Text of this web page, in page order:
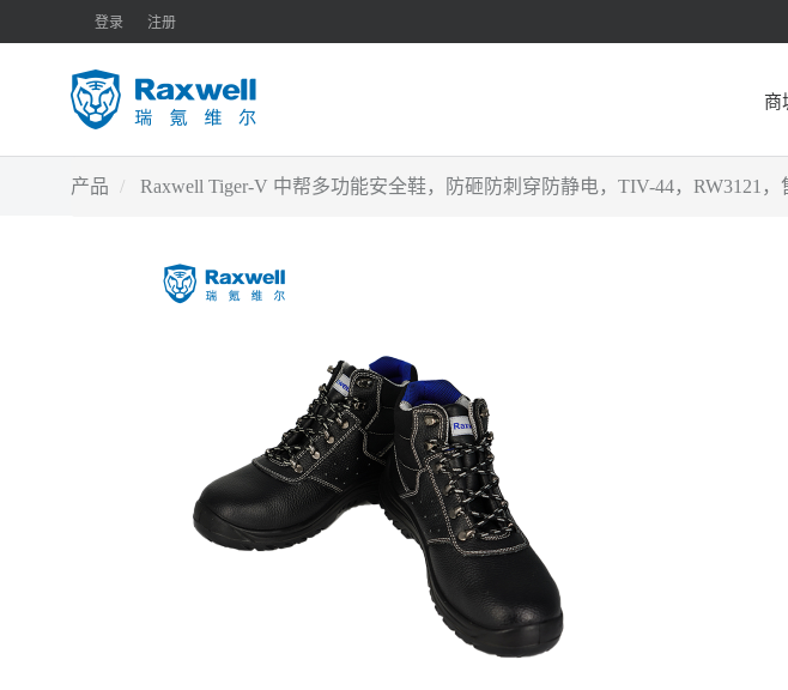
登录 注册
商
产品 Raxwell Tiger-V 中帮多功能安全鞋，防砸防刺穿防静电，TIV-44，RW3121，